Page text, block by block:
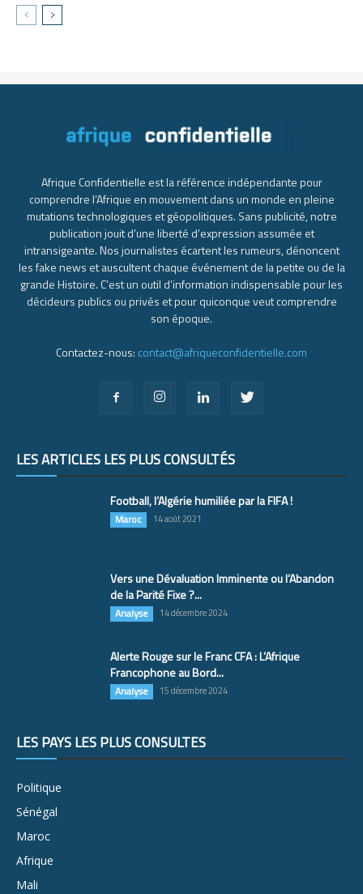
Afrique Confidentielle est la référence indépendante pour
comprendre l’Afrique en mouvement dans un monde en pleine
mutations technologiques et géopolitiques. Sans publicité, notre
publication jouit d’une liberté d’expression assumée et
intransigeante. Nos journalistes écartent les rumeurs, dénoncent
les fake news et auscultent chaque événement de la petite ou de la
grande Histoire. C’est un outil d’information indispensable pour les
décideurs publics ou privés et pour quiconque veut comprendre
son époque.
Contactez-nous: contact@afriqueconfidentielle.com
LES ARTICLES LES PLUS CONSULTÉS
Football, l’Algérie humiliée par la FIFA !
Maroc 14 août 2021
Vers une Dévaluation Imminente ou l’Abandon
de la Parité Fixe ?...
Analyse 14 décembre 2024
Alerte Rouge sur le Franc CFA : L’Afrique
Francophone au Bord...
Analyse 15 décembre 2024
LES PAYS LES PLUS CONSULTÉS
Politique
Sénégal
Maroc
Afrique
Mali